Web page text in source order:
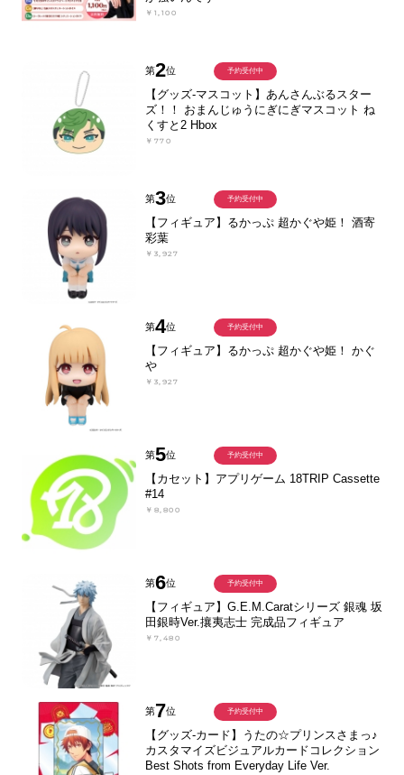
￥1,100
第2位
【グッズ-マスコット】あんさんぶるスター
ズ！！ おまんじゅうにぎにぎマスコット ね
くすと2 Hbox
￥770
予約受付中
第3位
【フィギュア】るかっぷ 超かぐや姫！ 酒寄
彩葉
￥3,927
予約受付中
第4位
【フィギュア】るかっぷ 超かぐや姫！ かぐ
や
￥3,927
予約受付中
第5位
【カセット】アプリゲーム 18TRIP Cassette
#14
￥8,800
予約受付中
第6位
【フィギュア】G.E.M.Caratシリーズ 銀魂 坂
田銀時Ver.攘夷志士 完成品フィギュア
￥7,480
予約受付中
第7位
【グッズ-カード】うたの☆プリンスさまっ♪
カスタマイズビジュアルカードコレクション
Best Shots from Everyday Life Ver.
予約受付中